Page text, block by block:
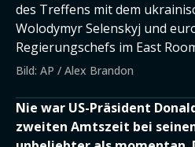
des Treffens mit dem
Wolodymyr Selenskyj und
Regierungschefs im East
Bild: AP / Alex Brandon
Nie war US-Präsident
zweiten Amtszeit bei